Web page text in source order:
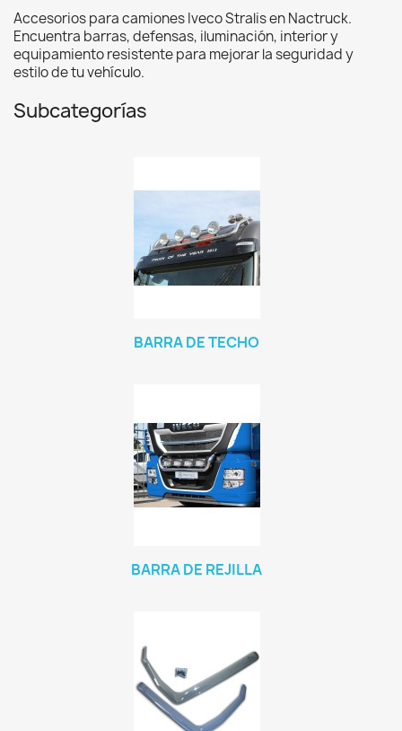
Accesorios para camiones Iveco Stralis en Nactruck.
Encuentra barras, defensas, iluminación, interior y
equipamiento resistente para mejorar la seguridad y
estilo de tu vehículo.
Subcategorías
BARRA DE TECHO
BARRA DE REJILLA